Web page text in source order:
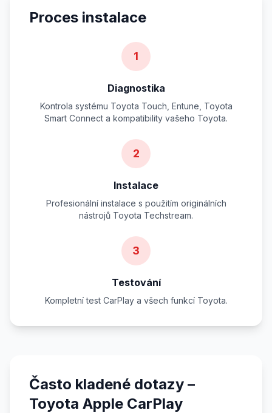
Proces instalace
1
Diagnostika
Kontrola systému Toyota Touch, Entune, Toyota
Smart Connect a kompatibility vašeho Toyota.
2
Instalace
Profesionální instalace s použitím originálních
nástrojů Toyota Techstream.
3
Testování
Kompletní test CarPlay a všech funkcí Toyota.
Často kladené dotazy –
Toyota Apple CarPlay